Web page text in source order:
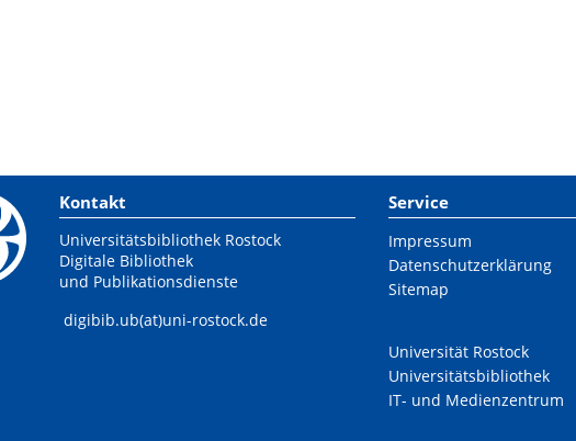
Kontakt
Universitätsbibliothek Rostock
Digitale Bibliothek
und Publikationsdienste
digibib.ub(at)uni-rostock.de
Service
Impressum
Datenschutzerklärung
Sitemap
Universität Rostock
Universitätsbibliothek
IT- und Medienzentrum